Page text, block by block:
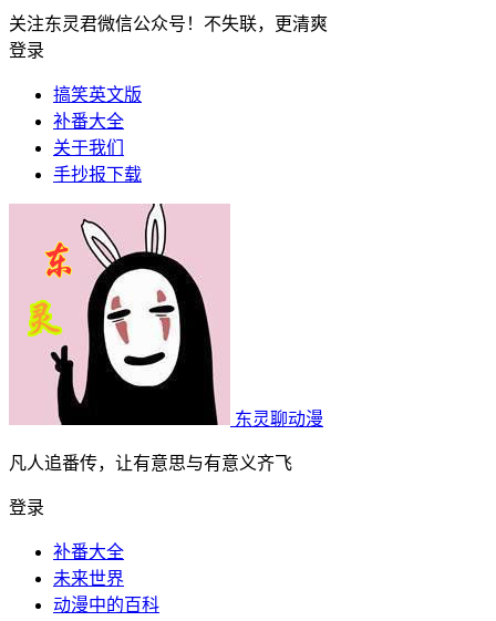
关注东灵君微信公众号！不失联，更清爽
登录
搞笑英文版
补番大全
关于我们
手抄报下载
东灵聊动漫
凡人追番传，让有意思与有意义齐飞
登录
补番大全
未来世界
动漫中的百科